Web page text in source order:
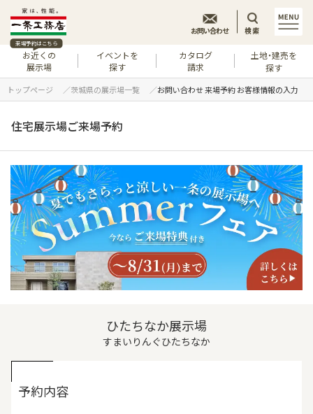
来場予約はこちら
お近くの
展示場
イベントを
探す
カタログ
請求
土地・建売を
探す
お問い合わせ 検索
トップページ 茨城県の展示場一覧 お問い合わせ 来場予約 お客様情報の入力
住宅展示場ご来場予約
ひたちなか展示場
すまいりんぐひたちなか
予約内容